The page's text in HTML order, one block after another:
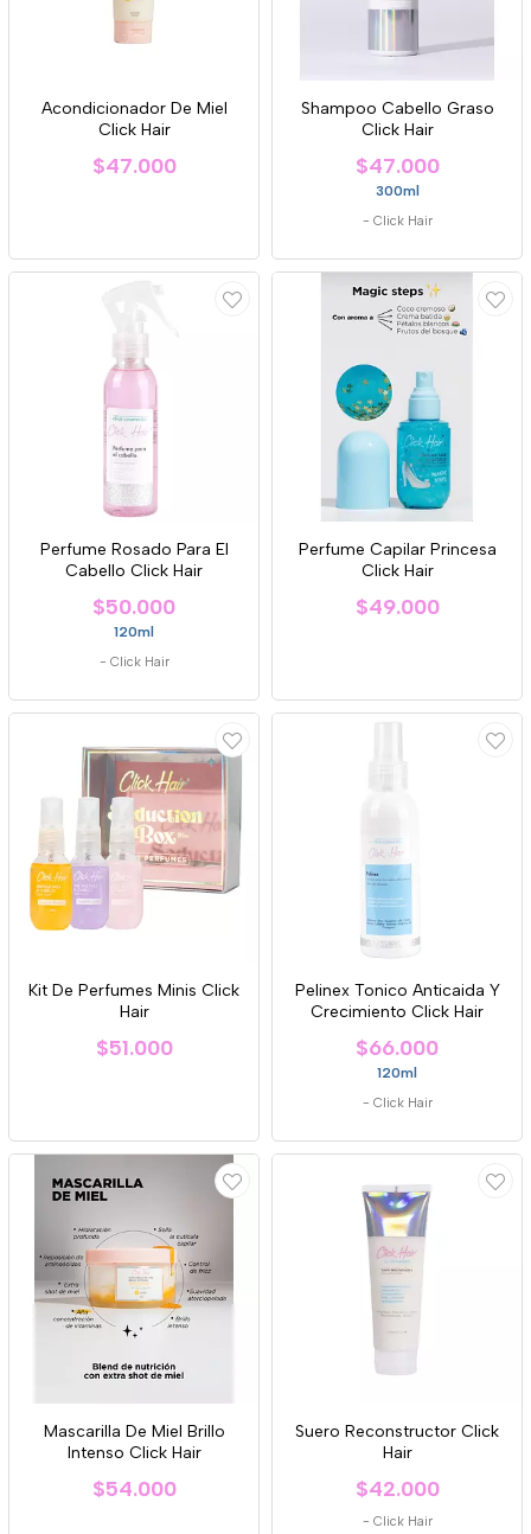
Acondicionador De Miel
Click Hair
$47.000
Shampoo Cabello Graso
Click Hair
$47.000
300ml
- Click Hair
Perfume Rosado Para El
Cabello Click Hair
$50.000
120ml
- Click Hair
Perfume Capilar Princesa
Click Hair
$49.000
Kit De Perfumes Minis Click
Hair
$51.000
Pelinex Tonico Anticaida Y
Crecimiento Click Hair
$66.000
120ml
- Click Hair
Mascarilla De Miel Brillo
Intenso Click Hair
$54.000
Suero Reconstructor Click
Hair
$42.000
- Click Hair